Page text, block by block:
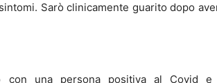
Sarò clinicamente guarito dopo
con una persona positiva al Covid e